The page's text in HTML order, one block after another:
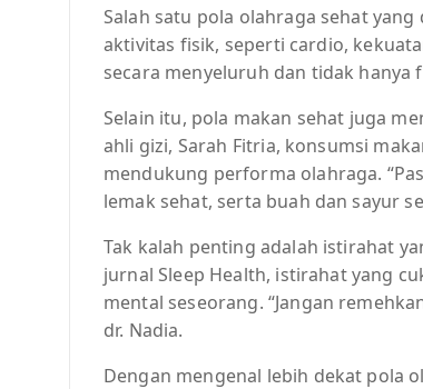
Salah satu pola olahraga sehat
aktivitas fisik, seperti cardio,
secara menyeluruh dan tidak hanya
Selain itu, pola makan sehat juga
ahli gizi, Sarah Fitria, konsumsi
mendukung performa olahraga.
lemak sehat, serta buah dan sayur
Tak kalah penting adalah istirahat
jurnal Sleep Health, istirahat yang
mental seseorang. “Jangan
dr. Nadia.
Dengan mengenal lebih dekat pola